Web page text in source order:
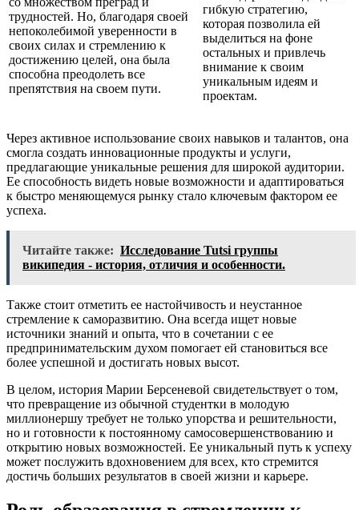
трудностей. Но, благодаря своей
непоколебимой уверенности в
своих силах и стремлению к
достижению целей, она была
способна преодолеть все
препятствия на своем пути.
гибкую стратегию,
которая позволила ей
выделиться на фоне
остальных и привлечь
внимание к своим
уникальным идеям и
проектам.
Через активное использование своих навыков и талантов, она
смогла создать инновационные продукты и услуги,
предлагающие уникальные решения для широкой аудитории.
Ее способность видеть новые возможности и адаптироваться
к быстро меняющемуся рынку стало ключевым фактором ее
успеха.
Читайте также: Исследование Tutsi группы
википедия - история, отличия и особенности.
Также стоит отметить ее настойчивость и неустанное
стремление к саморазвитию. Она всегда ищет новые
источники знаний и опыта, что в сочетании с ее
предпринимательским духом помогает ей становиться все
более успешной и достигать новых высот.
В целом, история Марии Берсеневой свидетельствует о том,
что превращение из обычной студентки в молодую
миллионершу требует не только упорства и решительности,
но и готовности к постоянному самосовершенствованию и
открытию новых возможностей. Ее уникальный путь к успеху
может послужить вдохновением для всех, кто стремится
достичь больших результатов в своей жизни и карьере.